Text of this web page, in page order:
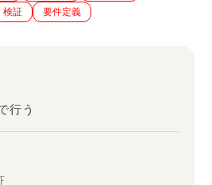
検証 要件定義
行う